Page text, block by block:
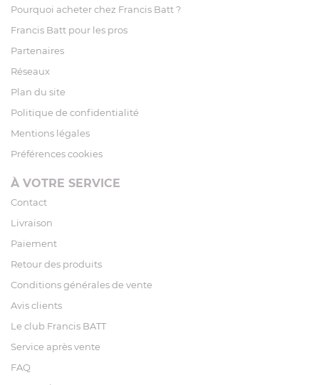
Pourquoi acheter chez Francis Batt ?
Francis Batt pour les pros
Partenaires
Réseaux
Plan du site
Politique de confidentialité
Mentions légales
Préférences cookies
À VOTRE SERVICE
Contact
Livraison
Paiement
Retour des produits
Conditions générales de vente
Avis clients
Le club Francis BATT
Service après vente
FAQ